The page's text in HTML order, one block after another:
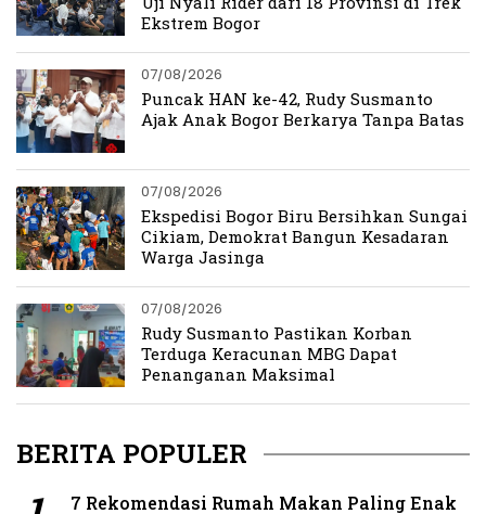
Ekstrem Bogor
07/08/2026
Puncak HAN ke-42, Rudy Susmanto
Ajak Anak Bogor Berkarya Tanpa Batas
07/08/2026
Ekspedisi Bogor Biru Bersihkan Sungai
Cikiam, Demokrat Bangun Kesadaran
Warga Jasinga
07/08/2026
Rudy Susmanto Pastikan Korban
Terduga Keracunan MBG Dapat
Penanganan Maksimal
BERITA POPULER
7 Rekomendasi Rumah Makan Paling Enak